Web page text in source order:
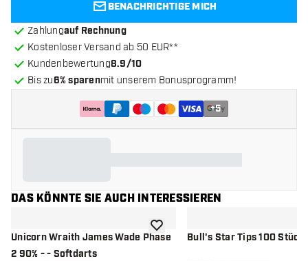
BENACHRICHTIGE MICH
Zahlungauf Rechnung
Kostenloser Versand ab 50 EUR**
Kundenbewertung8.9/10
Bis zu6% sparenmit unserem Bonusprogramm!
+5
DAS KÖNNTE SIE AUCH INTERESSIEREN
Unicorn Wraith James Wade Phase
2 90% - - Softdarts
Zur Wunschliste hinzufügen
Bull's Star Tips 100 Stück